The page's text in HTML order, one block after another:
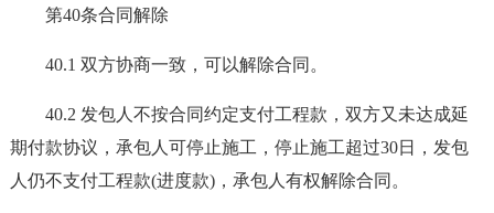
第40条合同解除
40.1 双方协商一致，可以解除合同。
40.2 发包人不按合同约定支付工程款，双方又未达成延
期付款协议，承包人可停止施工，停止施工超过30日，发包
人仍不支付工程款(进度款)，承包人有权解除合同。